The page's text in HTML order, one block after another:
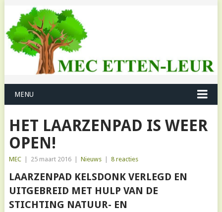
MENU
HET LAARZENPAD IS WEER
OPEN!
MEC 25 maart 2016 Nieuws 8 reacties
LAARZENPAD KELSDONK VERLEGD EN
UITGEBREID MET HULP VAN DE
STICHTING NATUUR- EN